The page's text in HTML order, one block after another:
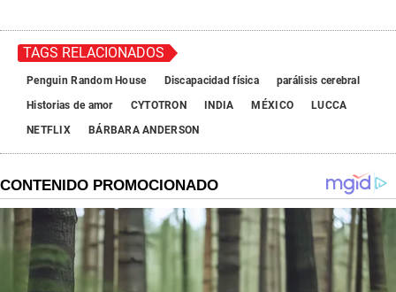
TAGS RELACIONADOS
Penguin Random House Discapacidad física
parálisis cerebral
Historias de amor
CYTOTRON INDIA MÉXICO
LUCCA
NETFLIX
BÁRBARA ANDERSON